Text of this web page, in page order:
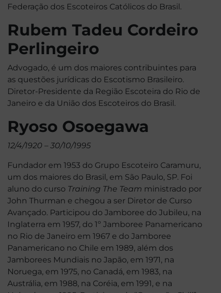
Federação dos Escoteiros Católicos do Brasil.
Rubem Tadeu Cordeiro
Perlingeiro
Advogado, é um dos maiores contribuintes para
as questões jurídicas do Escotismo Brasileiro.
Diretor-Presidente da Região Escoteira do Rio de
Janeiro e da União dos Escoteiros do Brasil.
Ryoso Osoegawa
12/4/1920 – 30/10/1995
Fundador em 1953 do Grupo Escoteiro Caramuru,
um dos maiores do Brasil, em São Paulo, SP. Foi
aluno do curso Training The Team ministrado por
John Thurman e chegou a ser Diretor de Curso
Avançado. Participou do Jamboree do Jubileu, na
Inglaterra em 1957, do 1º Jamboree Panamericano
no Rio de Janeiro em 1967 e do Jamboree
Panamericano no Chile em 1989, além dos
Jamborees Mundiais no Japão, em 1971, na
Noruega, em 1975, no Canadá, em 1983, na
Austrália, em 1988, na Coréia, em 1991, e na